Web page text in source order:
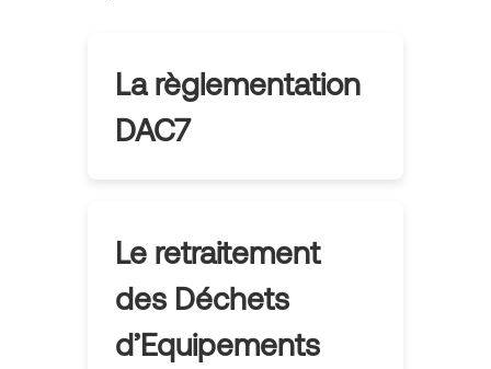
La règlementation
DAC7
Le retraitement
des Déchets
d’Equipements